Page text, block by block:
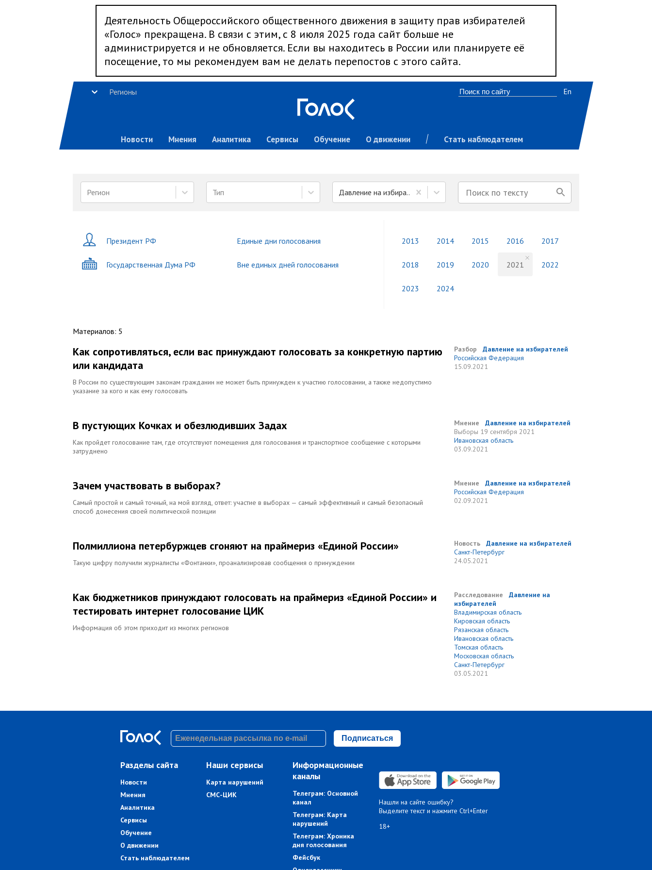
Деятельность Общероссийского общественного движения в защиту прав избирателей
«Голос» прекращена. В связи с этим, с 8 июля 2025 года сайт больше не
администрируется и не обновляется. Если вы находитесь в России или планируете её
посещение, то мы рекомендуем вам не делать перепостов с этого сайта.
Регионы
Новости Мнения Аналитика Сервисы Обучение О движении Стать наблюдателем
En
Регион Тип Давление на избирателей
Президент РФ
Государственная Дума РФ
Единые дни голосования
Вне единых дней голосования
2013 2014 2015 2016 2017
2018 2019 2020 2021 2022
2023 2024
Материалов: 5
Как сопротивляться, если вас принуждают голосовать за конкретную партию
или кандидата
В России по существующим законам гражданин не может быть принужден к участию голосовании, а также недопустимо
указание за кого и как ему голосовать
Разбор
Давление на избирателей
Российская Федерация
15.09.2021
В пустующих Кочках и обезлюдивших Задах
Как пройдет голосование там, где отсутствуют помещения для голосования и транспортное сообщение с которыми
затруднено
Мнение
Давление на избирателей
Выборы 19 сентября 2021
Ивановская область
03.09.2021
Зачем участвовать в выборах?
Самый простой и самый точный, на мой взгляд, ответ: участие в выборах — самый эффективный и самый безопасный
способ донесения своей политической позиции
Мнение
Давление на избирателей
Российская Федерация
02.09.2021
Полмиллиона петербуржцев сгоняют на праймериз «Единой России»
Такую цифру получили журналисты «Фонтанки», проанализировав сообщения о принуждении
Новость
Давление на избирателей
Санкт-Петербург
24.05.2021
Как бюджетников принуждают голосовать на праймериз «Единой России» и
тестировать интернет голосование ЦИК
Информация об этом приходит из многих регионов
Расследование
Давление на
избирателей
Владимирская область
Кировская область
Рязанская область
Ивановская область
Томская область
Московская область
Санкт-Петербург
03.05.2021
Подписаться
Разделы сайта
Новости
Мнения
Аналитика
Сервисы
Обучение
О движении
Стать наблюдателем
Наши сервисы
Карта нарушений
СМС-ЦИК
Информационные
каналы
Телеграм: Основной
канал
Телеграм: Карта
нарушений
Телеграм: Хроника
дня голосования
Фейсбук
Нашли на сайте ошибку?
Выделите текст и нажмите Ctrl+Enter
18+